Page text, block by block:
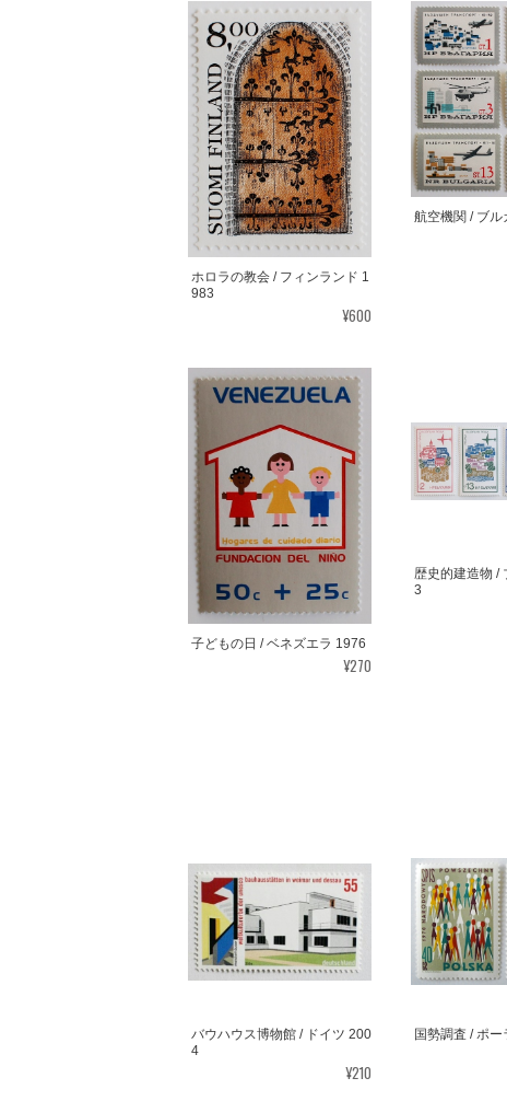
ホロラの教会 / フィンランド 1
983
¥600
航空機関 / ブル
子どもの日 / ベネズエラ 1976
¥270
歴史的建造物 /
3
バウハウス博物館 / ドイツ 200
4
¥210
国勢調査 / ポ